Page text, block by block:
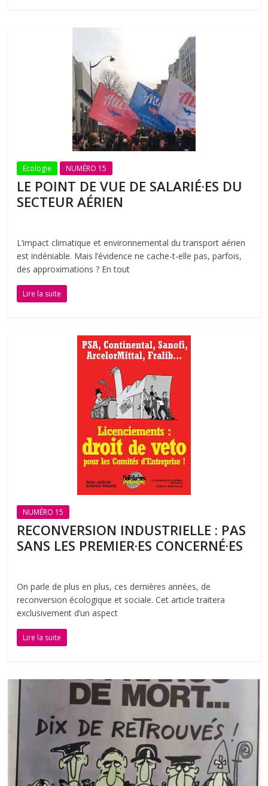
Ecologie NUMÉRO 15
LE POINT DE VUE DE SALARIÉ·ES DU
SECTEUR AÉRIEN
L’impact climatique et environnemental du transport aérien
est indéniable. Mais l’évidence ne cache-t-elle pas, parfois,
des approximations ? En tout
Lire la suite
NUMÉRO 15
RECONVERSION INDUSTRIELLE : PAS
SANS LES PREMIER·ES CONCERNÉ·ES
On parle de plus en plus, ces dernières années, de
reconversion écologique et sociale. Cet article traitera
exclusivement d’un aspect
Lire la suite